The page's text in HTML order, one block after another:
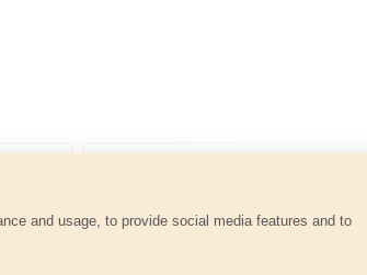
and usage, to provide social media features and to